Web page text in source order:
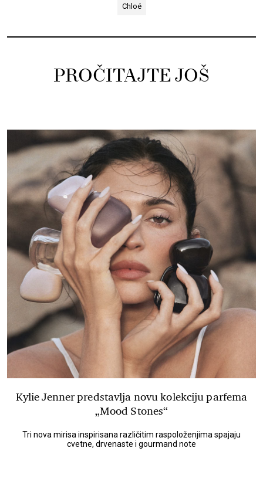
Chloé
PROČITAJTE JOŠ
Kylie Jenner predstavlja novu kolekciju parfema
„Mood Stones“
Tri nova mirisa inspirisana različitim raspoloženjima spajaju
cvetne, drvenaste i gourmand note